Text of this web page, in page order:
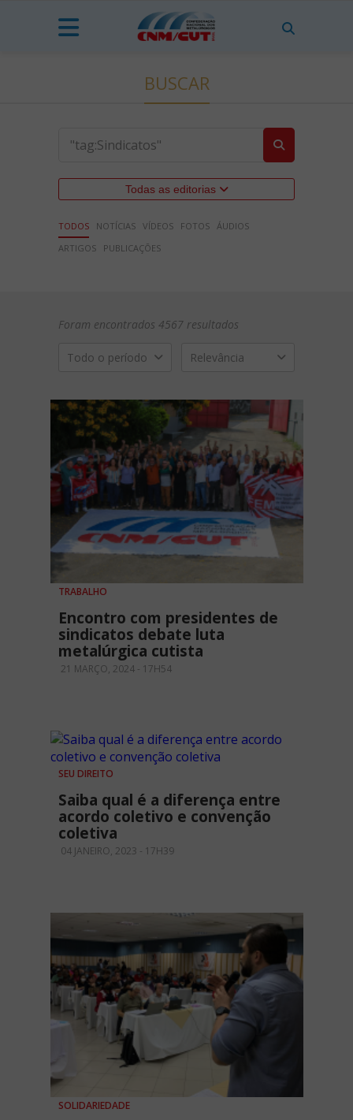
BUSCAR
Todas as editorias
TODOS NOTÍCIAS VÍDEOS FOTOS ÁUDIOS
ARTIGOS
PUBLICAÇÕES
Foram encontrados 4567 resultados
Todo o período Relevância
TRABALHO
Encontro com presidentes de
sindicatos debate luta
metalúrgica cutista
21 MARÇO, 2024 - 17H54
SEU DIREITO
Saiba qual é a diferença entre
acordo coletivo e convenção
coletiva
04 JANEIRO, 2023 - 17H39
SOLIDARIEDADE